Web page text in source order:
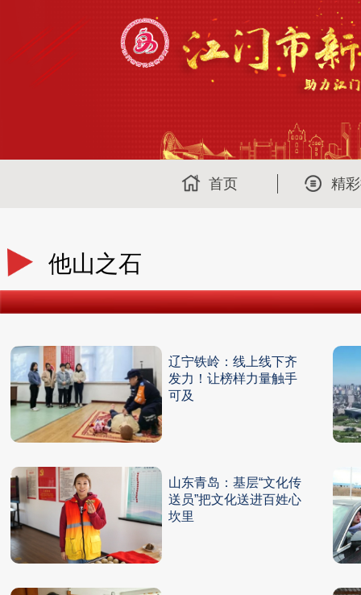
首页 精
他山之石
辽宁铁岭：线上线下齐
发力！让榜样力量触手
可及
山东青岛：基层“文化传
送员”把文化送进百姓心
坎里